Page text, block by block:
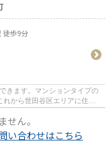
徒歩9分
きます。マンションタイプの
から世田谷区エリアに住む
せん。
い合わせはこちら